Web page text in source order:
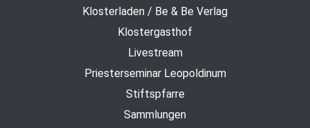
Klosterladen / Be & Be Verlag
Klostergasthof
Livestream
Priesterseminar Leopoldinum
Stiftspfarre
Sammlungen